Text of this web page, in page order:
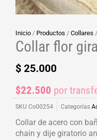
Inicio / Productos /Collares
Collar flor
$ 25.000
$22.500 por
SKUCo00254 Categorías
Collar de acero con
chain y dije giratorio